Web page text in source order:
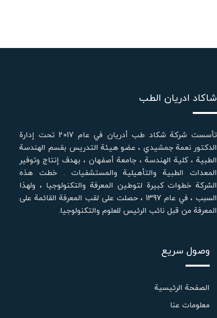
شاكاد ادريان الطب
تأسست شركة شكاد طب أدريان في عام 2017 تحت إدارة
الدكتور نعمة جمشيدي ، عضو هيئة التدريس بقسم الهندسة
الطبية ، كلية الهندسة ، جامعة أصفهان ، بهدف إنتاج وتوفير
المعدات الطبية والتأهيلية والمستشفيات . خطت هذه
الشركة خطوات كبيرة لتوطين المعرفة والتكنولوجيا ، ولهذا
السبب ، في عام 1397 ، حصلت على لقب المعرفة القائمة على
المعرفة من قبل نائب الرئيس للعلوم والتكنولوجيا.
وصول سريع
الصفحة الرئيسية
معلومات عنا